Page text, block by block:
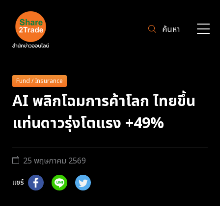
ค้นหา
Fund / Insurance
AI พลิกโฉมการค้าโลก ไทยขึ้น
แท่นดาวรุ่งโตแรง +49%
25 พฤษภาคม 2569
แชร์